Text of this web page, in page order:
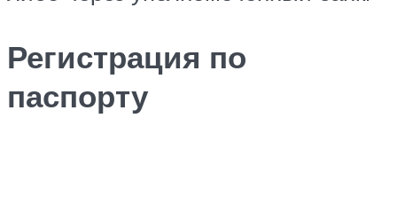
Регистрация по
паспорту